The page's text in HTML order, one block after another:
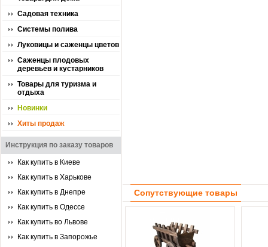
Садовая техника
Системы полива
Луковицы и саженцы цветов
Саженцы плодовых
деревьев и кустарников
Товары для туризма и
отдыха
Новинки
Хиты продаж
Инструкция по заказу товаров
Как купить в Киеве
Как купить в Харькове
Как купить в Днепре
Как купить в Одессе
Как купить во Львове
Как купить в Запорожье
Сопутствующие товары